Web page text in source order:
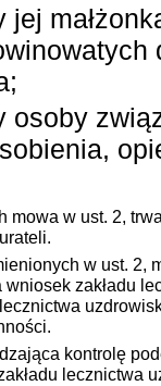
jej
osoby
mowa w ust. 2,
w ust. 2,
zakładu
kontrolę
lecznictwa